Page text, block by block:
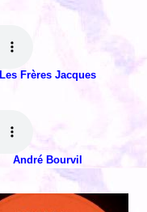
Les Frères Jacques
André Bourvil